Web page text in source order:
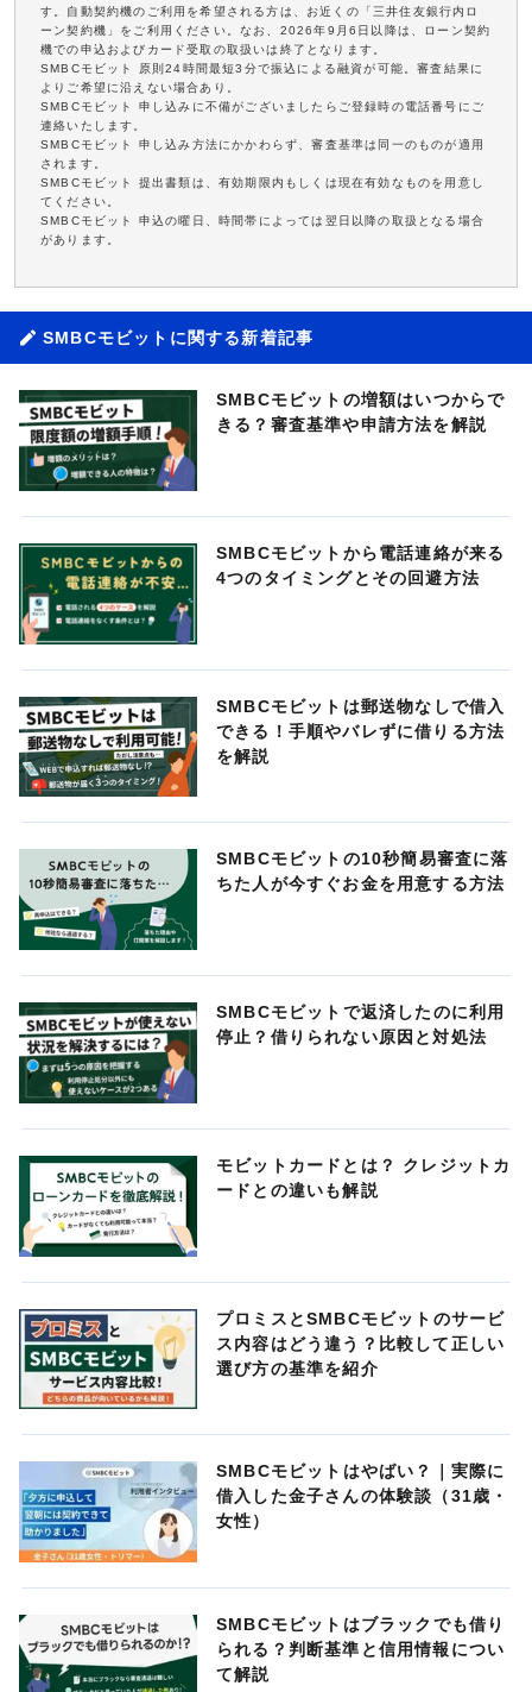
す。自動契約機のご利用を希望される方は、お近くの「三井住友銀行内ロ
ーン契約機」をご利用ください。なお、2026年9月6日以降は、ローン契約
機での申込およびカード受取の取扱いは終了となります。
SMBCモビット 原則24時間最短3分で振込による融資が可能。審査結果に
よりご希望に沿えない場合あり。
SMBCモビット 申し込みに不備がございましたらご登録時の電話番号にご
連絡いたします。
SMBCモビット 申し込み方法にかかわらず、審査基準は同一のものが適用
されます。
SMBCモビット 提出書類は、有効期限内もしくは現在有効なものを用意し
てください。
SMBCモビット 申込の曜日、時間帯によっては翌日以降の取扱となる場合
があります。
SMBCモビットに関する新着記事
SMBCモビットの増額はいつからで
きる？審査基準や申請方法を解説
SMBCモビットから電話連絡が来る
4つのタイミングとその回避方法
SMBCモビットは郵送物なしで借入
できる！手順やバレずに借りる方法
を解説
SMBCモビットの10秒簡易審査に落
ちた人が今すぐお金を用意する方法
SMBCモビットで返済したのに利用
停止？借りられない原因と対処法
モビットカードとは？ クレジットカ
ードとの違いも解説
プロミスとSMBCモビットのサービ
ス内容はどう違う？比較して正しい
選び方の基準を紹介
SMBCモビットはやばい？｜実際に
借入した金子さんの体験談（31歳・
女性）
SMBCモビットはブラックでも借り
られる？判断基準と信用情報につい
て解説